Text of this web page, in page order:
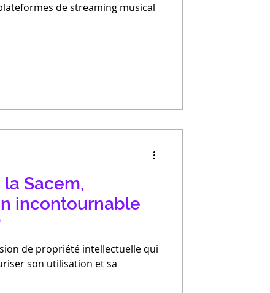
de streaming musical
Sacem,
incontournable
de propriété intellectuelle qui
son utilisation et sa